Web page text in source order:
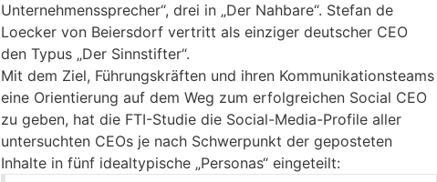
Unternehmenssprecher“, drei in „Der Nahbare“. Stefan de
Loecker von Beiersdorf vertritt als einziger deutscher CEO
den Typus „Der Sinnstifter“.
Mit dem Ziel, Führungskräften und ihren Kommunikationsteams
eine Orientierung auf dem Weg zum erfolgreichen Social CEO
zu geben, hat die FTI-Studie die Social-Media-Profile aller
untersuchten CEOs je nach Schwerpunkt der geposteten
Inhalte in fünf idealtypische „Personas“ eingeteilt: